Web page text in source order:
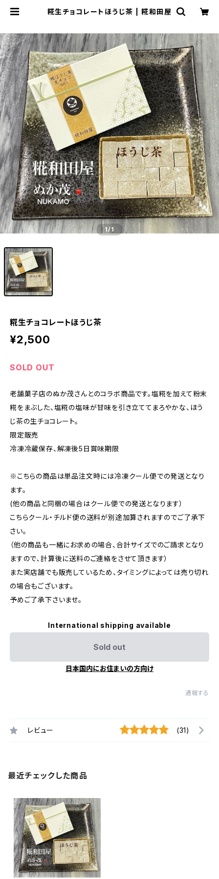
糀生チョコレートほうじ茶 | 糀和田屋
1/1
糀生チョコレートほうじ茶
¥2,500
SOLD OUT
老舗菓子店のぬか茂さんとのコラボ商品です。塩糀を加えて粉末
糀をまぶした、塩糀の塩味が甘味を引き立ててまろやかな、ほう
じ茶の生チョコレート。
限定販売
冷凍冷蔵保存、解凍後5日賞味期限
※こちらの商品は単品注文時には冷凍クール便での発送となり
ます。
(他の商品と同梱の場合はクール便での発送となります）
こちらクール・チルド便の送料が別途加算されますのでご了承下
さい。
（他の商品も一緒にお求めの場合、合計サイズでのご請求となり
ますので､計算後に送料のご連絡をさせて頂きます）
また実店舗でも販売しているため、タイミングによっては売り切れ
の場合もございます。
予めご了承下さいませ。
International shipping available
Sold out
日本国内にお住まいの方向け
通報する
レビュー (31)
最近チェックした商品